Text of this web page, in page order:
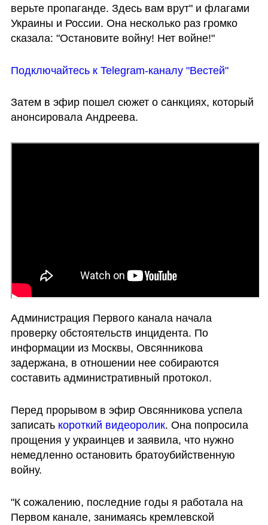
верьте пропаганде. Здесь вам врут" и флагами
Украины и России. Она несколько раз громко
сказала: "Остановите войну! Нет войне!"
Подключайтесь к Telegram-каналу "Вестей"
Затем в эфир пошел сюжет о санкциях, который
анонсировала Андреева.
Администрация Первого канала начала
проверку обстоятельств инцидента. По
информации из Москвы, Овсянникова
задержана, в отношении нее собираются
составить административный протокол.
Перед прорывом в эфир Овсянникова успела
записать короткий видеоролик. Она попросила
прощения у украинцев и заявила, что нужно
немедленно остановить братоубийственную
войну.
"К сожалению, последние годы я работала на
Первом канале, занимаясь кремлевской